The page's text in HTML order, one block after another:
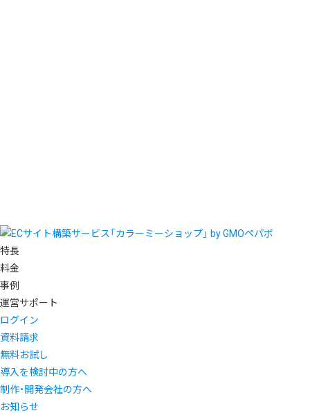
特長
料金
事例
運営サポート
ログイン
資料請求
無料お試し
導入を検討中の方へ
制作・開発会社の方へ
お知らせ